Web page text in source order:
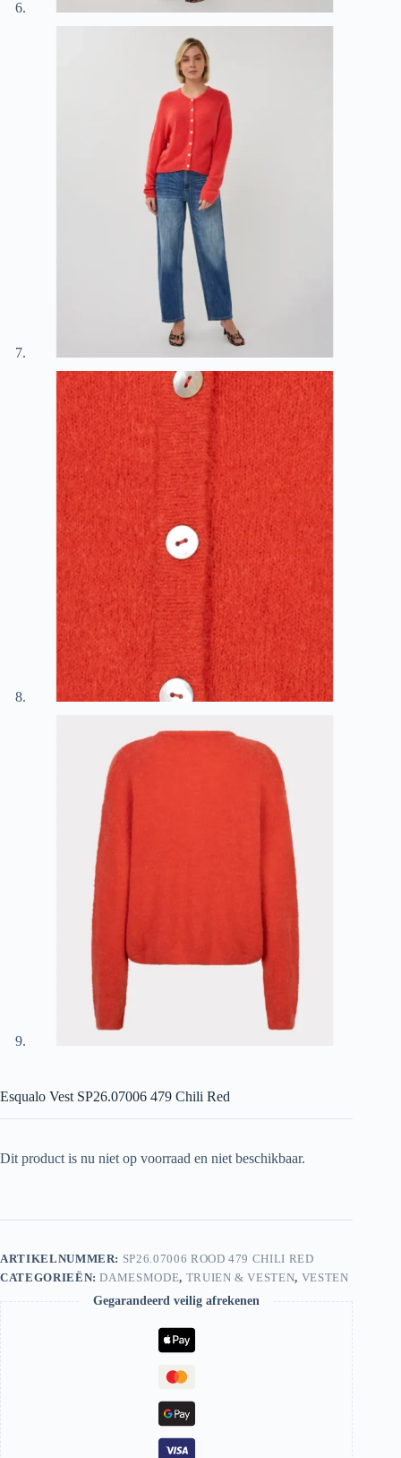
Esqualo Vest SP26.07006 479 Chili Red
Dit product is nu niet op voorraad en niet beschikbaar.
ARTIKELNUMMER: SP26.07006 ROOD 479 CHILI RED
CATEGORIEËN:DAMESMODE, TRUIEN & VESTEN, VESTEN
Gegarandeerd veilig afrekenen